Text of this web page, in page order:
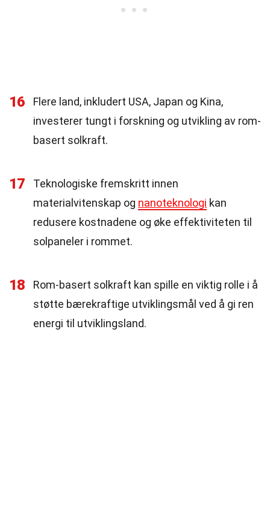
16
Flere land, inkludert USA, Japan og Kina,
investerer tungt i forskning og utvikling av rom-
basert solkraft.
17
Teknologiske fremskritt innen
materialvitenskap og nanoteknologi kan
redusere kostnadene og øke effektiviteten til
solpaneler i rommet.
18
Rom-basert solkraft kan spille en viktig rolle i å
støtte bærekraftige utviklingsmål ved å gi ren
energi til utviklingsland.